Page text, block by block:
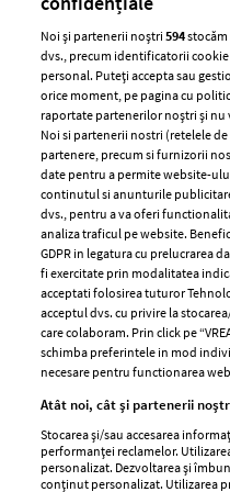
ELLE Style Awards
2024
Despre ELLE
Romania
Contact
Abonamente
GSP
Unica
Noi și partenerii noștri594
dvs., precum identificatorii
personal. Puteți accepta sau
orice moment, pe pagina cu
raportate partenerilor noștri și nu
Noi si partenerii nostri (retelele
partenere, precum si furnizorii
date pentru a permite website-
continutul si anunturile
dvs., pentru a va oferi
analiza traficul pe website.
GDPR in legatura cu prelucrarea
fi exercitate prin modalitatea
acceptati folosirea tuturor
acceptul dvs. cu privire la
care colaboram. Prin click pe
schimba preferintele in mod
necesare pentru functionarea
Atât noi, cât și partenerii
Stocarea și/sau accesarea
performanței reclamelor.
personalizat. Dezvoltarea și
conținut personalizat. Utilizarea